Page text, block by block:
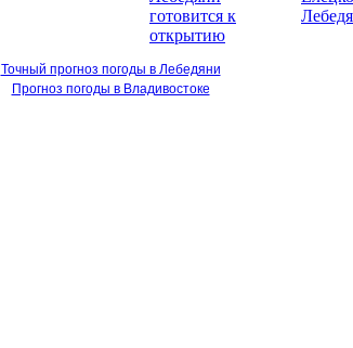
Точный прогноз погоды в Лебедяни
Прогноз погоды в Владивостоке